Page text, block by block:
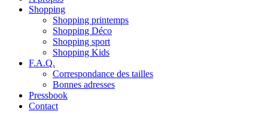
Shopping
Shopping printemps
Shopping Déco
Shopping sport
Shopping Kids
F.A.Q.
Correspondance des tailles
Bonnes adresses
Pressbook
Contact